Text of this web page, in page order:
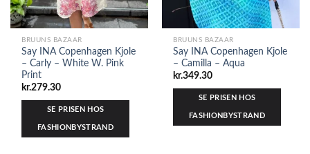
BRUUNS BAZAAR
Say INA Copenhagen Kjole
– Carly – White W. Pink
Print
kr.279.30
SE PRISEN HOS
FASHIONBYSTRAND
BRUUNS BAZAAR
Say INA Copenhagen Kjole
– Camilla – Aqua
kr.349.30
SE PRISEN HOS
FASHIONBYSTRAND